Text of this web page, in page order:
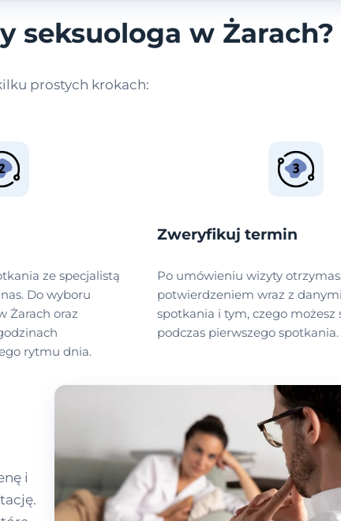
po Twojej stronie.
seksuologa w Żarach?
prostych krokach:
ze specjalistą
Do wyboru
Żarach oraz
rytmu dnia.
Zweryfikuj termin
Po umówieniu wizyty
potwierdzeniem wraz z
spotkania i tym, czego możesz
podczas pierwszego spotkania.
i